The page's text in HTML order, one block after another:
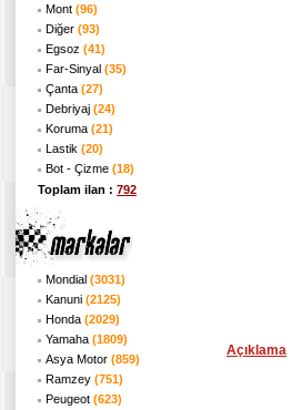
Mont (96)
Diğer (93)
Egsoz (41)
Far-Sinyal (35)
Çanta (27)
Debriyaj (24)
Koruma (21)
Lastik (20)
Bot - Çizme (18)
Toplam ilan : 792
Mondial (3031)
Kanuni (2125)
Honda (2029)
Yamaha (1809)
Asya Motor (859)
Ramzey (751)
Peugeot (623)
Açıklama